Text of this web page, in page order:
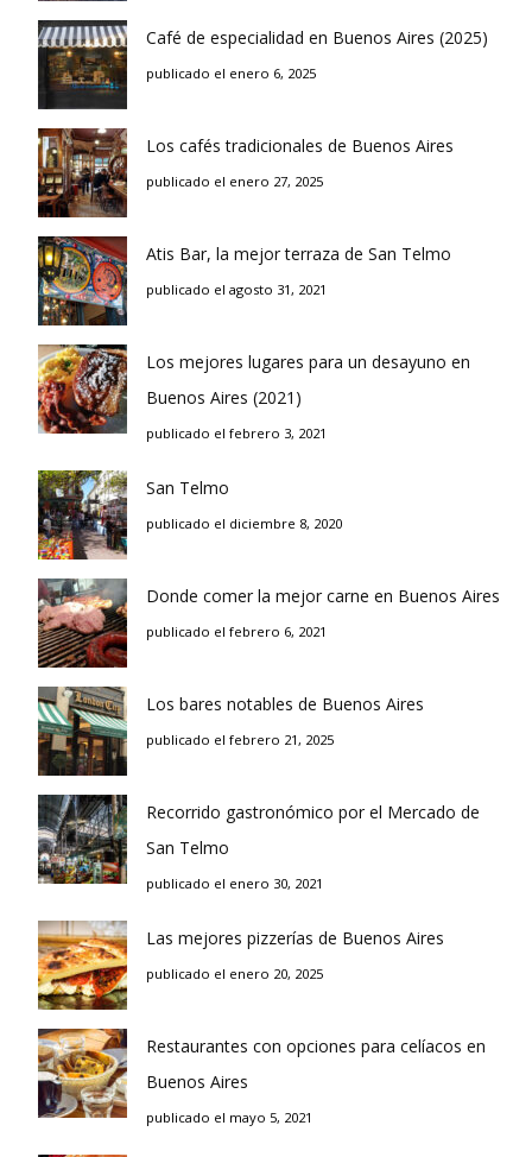
Café de especialidad en Buenos Aires (2025)
publicado el enero 6, 2025
Los cafés tradicionales de Buenos Aires
publicado el enero 27, 2025
Atis Bar, la mejor terraza de San Telmo
publicado el agosto 31, 2021
Los mejores lugares para un desayuno en
Buenos Aires (2021)
publicado el febrero 3, 2021
San Telmo
publicado el diciembre 8, 2020
Donde comer la mejor carne en Buenos Aires
publicado el febrero 6, 2021
Los bares notables de Buenos Aires
publicado el febrero 21, 2025
Recorrido gastronómico por el Mercado de
San Telmo
publicado el enero 30, 2021
Las mejores pizzerías de Buenos Aires
publicado el enero 20, 2025
Restaurantes con opciones para celíacos en
Buenos Aires
publicado el mayo 5, 2021